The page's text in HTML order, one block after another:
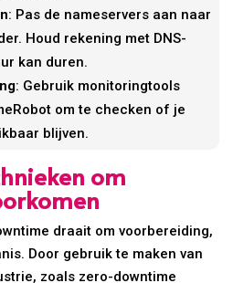
: Pas de nameservers aan naar
Houd rekening met DNS-
kan duren.
: Gebruik monitoringtools
om te checken of je
blijven.
om
draait om voorbereiding,
Door gebruik te maken van
zoals zero-downtime